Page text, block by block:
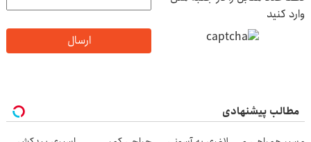
وارد کنید
ارسال
مطالب پیشنهادی